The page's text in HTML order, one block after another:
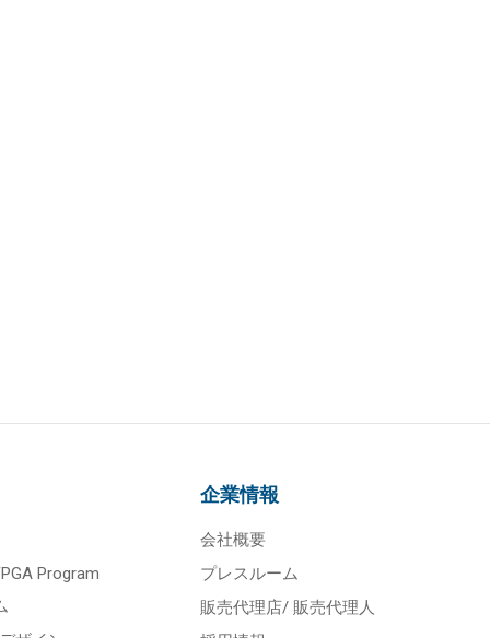
Program
企業情報
会社概要
プレスルーム
販売代理店/ 販売代理人